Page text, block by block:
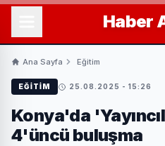
Haber
Ana Sayfa Eğitim
EĞITIM 25.08.2025 - 15:26
Konya'da
4'üncü buluşma